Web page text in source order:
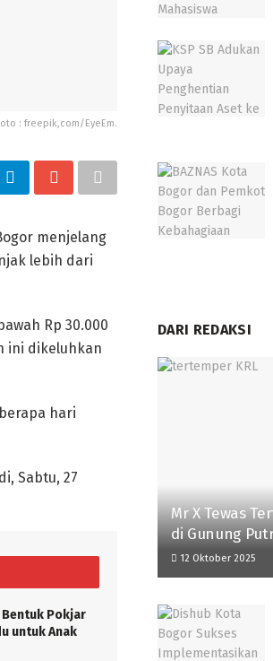
: freepik,com/EyeEm.
menjelang
lebih dari
Rp 30.000
ini dikeluhkan
hari
Sabtu, 27
Pokjar
untuk Anak
DARI REDAKSI
Mr X Tewas
di Gunung
12 Oktober 2025